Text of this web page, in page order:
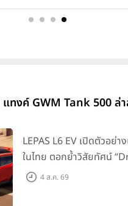
ทงค์ GWM Tank 500 ล่
LEPAS L6 EV เปิดตัวอย่
ในไทย ตอกย้ำวิสัยทัศน์
Elegance” มาพร้อม 2 รุ่
4 ส.ค. 69